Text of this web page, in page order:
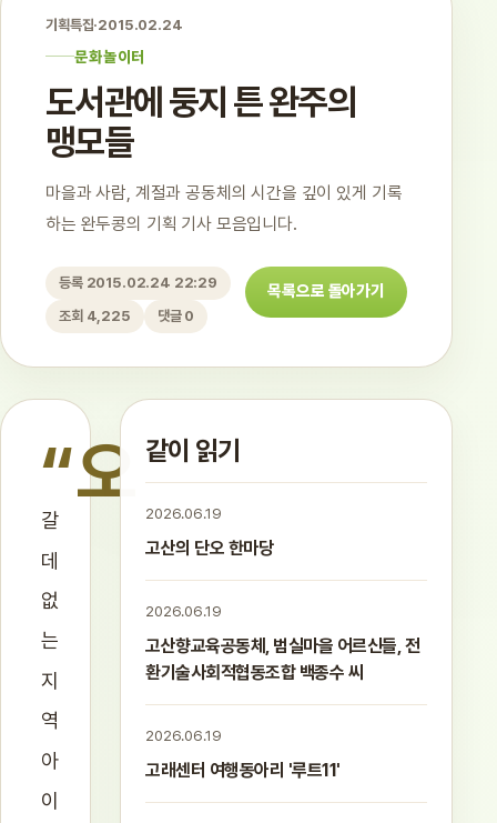
기획특집·2015.02.24
문화놀이터
도서관에 둥지 튼 완주의
맹모들
마을과 사람, 계절과 공동체의 시간을 깊이 있게 기록
하는 완두콩의 기획 기사 모음입니다.
등록 2015.02.24 22:29
조회 4,225
댓글 0
목록으로 돌아가기
“오
갈
데
없
는
지
역
아
이
같이 읽기
2026.06.19
고산의 단오 한마당
2026.06.19
고산향교육공동체, 범실마을 어르신들, 전
환기술사회적협동조합 백종수 씨
2026.06.19
고래센터 여행동아리 '루트11'